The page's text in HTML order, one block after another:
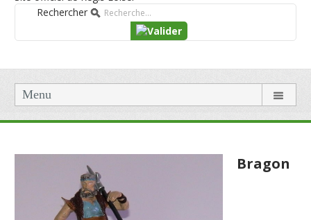
Rechercher
Menu
Bragon